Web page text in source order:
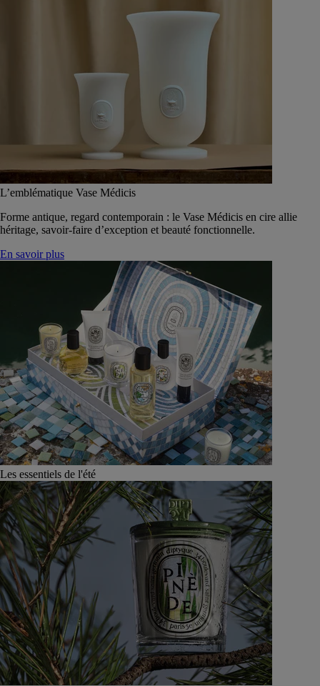
L’emblématique Vase Médicis
Forme antique, regard contemporain : le Vase Médicis en cire allie
héritage, savoir-faire d’exception et beauté fonctionnelle.
En savoir plus
Les essentiels de l'été